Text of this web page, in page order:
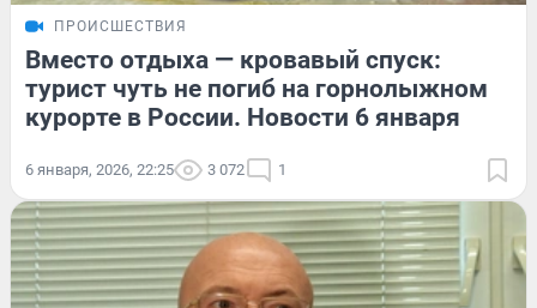
ПРОИСШЕСТВИЯ
Вместо отдыха — кровавый спуск:
турист чуть не погиб на горнолыжном
курорте в России. Новости 6 января
6 января, 2026, 22:25 3 072 1